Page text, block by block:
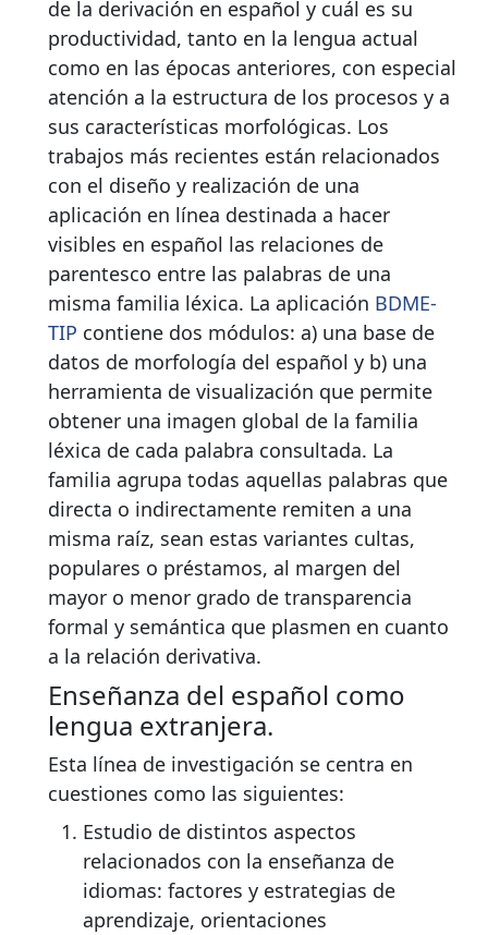
de la derivación en español y cuál es su
productividad, tanto en la lengua actual
como en las épocas anteriores, con especial
atención a la estructura de los procesos y a
sus características morfológicas. Los
trabajos más recientes están relacionados
con el diseño y realización de una
aplicación en línea destinada a hacer
visibles en español las relaciones de
parentesco entre las palabras de una
misma familia léxica. La aplicación BDME-
TIP contiene dos módulos: a) una base de
datos de morfología del español y b) una
herramienta de visualización que permite
obtener una imagen global de la familia
léxica de cada palabra consultada. La
familia agrupa todas aquellas palabras que
directa o indirectamente remiten a una
misma raíz, sean estas variantes cultas,
populares o préstamos, al margen del
mayor o menor grado de transparencia
formal y semántica que plasmen en cuanto
a la relación derivativa.
Enseñanza del español como
lengua extranjera.
Esta línea de investigación se centra en
cuestiones como las siguientes:
Estudio de distintos aspectos
relacionados con la enseñanza de
idiomas: factores y estrategias de
aprendizaje, orientaciones